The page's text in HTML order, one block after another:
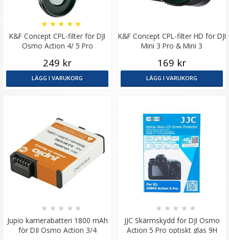
K&F Concept CPL-filter för DJI
Osmo Action 4/ 5 Pro
★ ★ ★ ★ ★
249 kr
LÄGG I VARUKORG
K&F Concept CPL-filter HD för DJI
Mini 3 Pro & Mini 3
169 kr
LÄGG I VARUKORG
Jupio kamerabatteri 1800 mAh
för DJI Osmo Action 3/4
★ ★ ★ ★ ★
JJC Skärmskydd för DJI Osmo
Action 5 Pro optiskt glas 9H
★ ★ ★ ★ ★